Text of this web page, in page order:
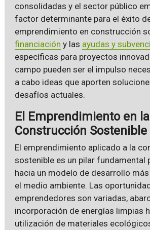
consolidadas y el sector público
factor determinante para el éxito
emprendimiento en construcción
financiación y las ayudas y
específicas para proyectos
campo pueden ser el impulso
a cabo ideas que aporten
desafíos actuales.
El Emprendimiento en la
Construcción Sostenible
El emprendimiento aplicado a la
sostenible es un pilar fundamental
hacia un modelo de desarrollo
el medio ambiente. Las
emprendedores son variadas,
incorporación de energías limpias
utilización de materiales